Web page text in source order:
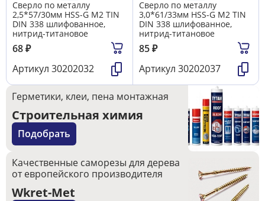
Сверло по металлу
2,5*57/30мм HSS-G M2 TIN
DIN 338 шлифованное,
нитрид-титановое
68₽
Артикул 30202032
Сверло по металлу
3,0*61/33мм HSS-G M2 TIN
DIN 338 шлифованное,
нитрид-титановое
85₽
Артикул 30202037
Герметики, клеи, пена монтажная
Строительная химия
Подобрать
Качественные саморезы для дерева
от европейского производителя
Wkret-Met